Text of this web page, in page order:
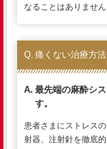
なることはありません
痛くない治療方
最先端の麻酔シ
す。
患者さまにストレス
射器、注射針を徹底